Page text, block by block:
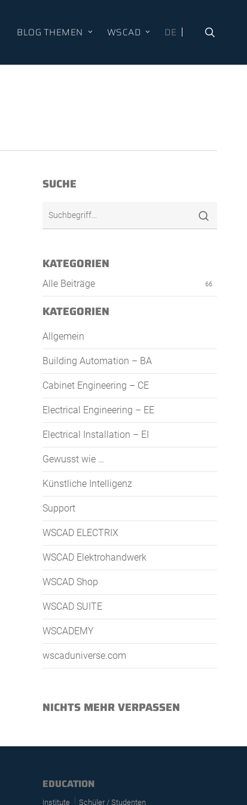
BLOG THEMEN WSCAD DE
SUCHE
KATEGORIEN
Alle Beiträge 66
KATEGORIEN
Allgemein
Building Automation – BA
Cabinet Engineering – CE
Electrical Engineering – EE
Electrical Installation – EI
Gewusst wie …
Künstliche Intelligenz
Support
WSCAD ELECTRIX
WSCAD Elektrohandwerk
WSCAD Shop
WSCAD SUITE
WSCADEMY
wscaduniverse.com
NICHTS MEHR VERPASSEN
EDUCATION
Institute Schüler / Studenten